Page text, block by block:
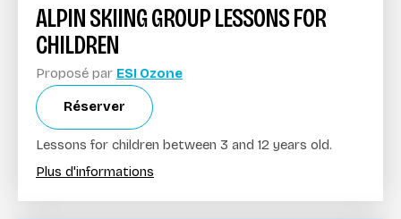
ALPIN SKIING GROUP LESSONS FOR
CHILDREN
Proposé par ESI Ozone
Réserver
Lessons for children between 3 and 12 years old.
Plus d'informations